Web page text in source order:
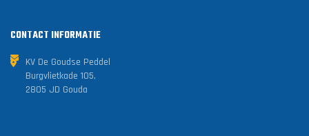
CONTACT INFORMATIE
KV De Goudse Peddel
Burgvlietkade 105,
2805 JD Gouda